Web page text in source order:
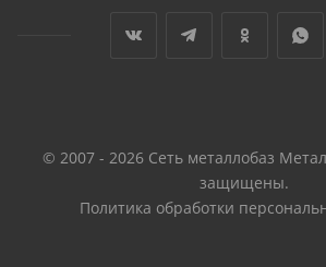
© 2007 - 2026 Сеть металлобаз
защищены.
Политика обработки